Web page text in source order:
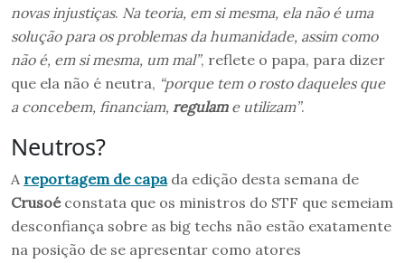
novas injustiças. Na teoria, em si mesma, ela não é uma
solução para os problemas da humanidade, assim como
não é, em si mesma, um mal”, reflete o papa, para dizer
que ela não é neutra, “porque tem o rosto daqueles que
a concebem, financiam, regulam e utilizam”.
Neutros?
A reportagem de capada edição desta semana de
Crusoéconstata que os ministros do STF que semeiam
desconfiança sobre as big techs não estão exatamente
na posição de se apresentar como atores